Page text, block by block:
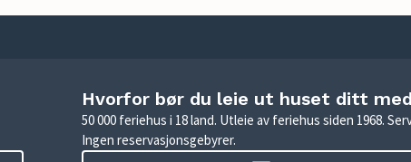
Hvorfor bør du leie ut huset ditt
50 000 feriehus i 18 land. Utleie av feriehus siden 1968.
Ingen reservasjonsgebyrer.